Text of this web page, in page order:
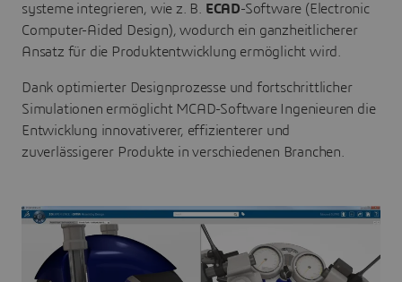
systeme integrieren, wie z. B. ECAD-Software (Electronic
Computer-Aided Design), wodurch ein ganzheitlicherer
Ansatz für die Produktentwicklung ermöglicht wird.
Dank optimierter Designprozesse und fortschrittlicher
Simulationen ermöglicht MCAD-Software Ingenieuren die
Entwicklung innovativerer, effizienterer und
zuverlässigerer Produkte in verschiedenen Branchen.